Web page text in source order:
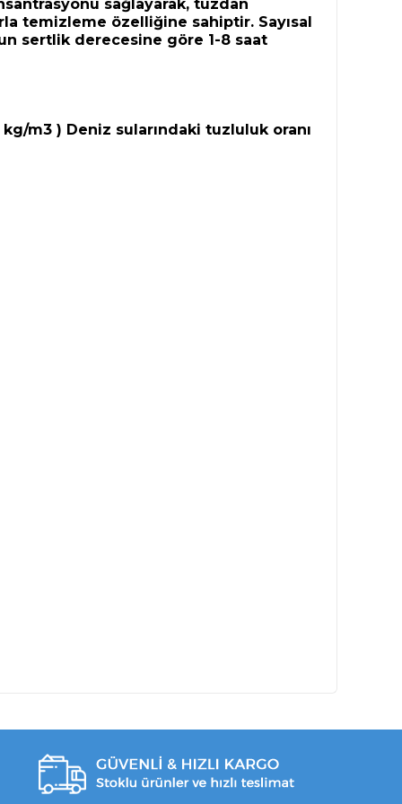
sağlayarak, tuzdan
temizleme özelliğine sahiptir. Sayısal
sertlik derecesine göre 1-8 saat
m3 ) Deniz sularındaki tuzluluk oranı